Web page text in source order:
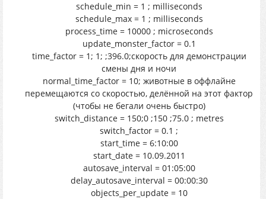
schedule_min = 1 ; milliseconds
schedule_max = 1 ; milliseconds
process_time = 10000 ; microseconds
update_monster_factor = 0.1
time_factor = 1; 1; ;396.0;скорость для демонстрации
смены дня и ночи
normal_time_factor = 10; животные в оффлайне
перемещаются со скоростью, делённой на этот фактор
(чтобы не бегали очень быстро)
switch_distance = 150;0 ;150 ;75.0 ; metres
switch_factor = 0.1 ;
start_time = 6:10:00
start_date = 10.09.2011
autosave_interval = 01:05:00
delay_autosave_interval = 00:00:30
objects_per_update = 10